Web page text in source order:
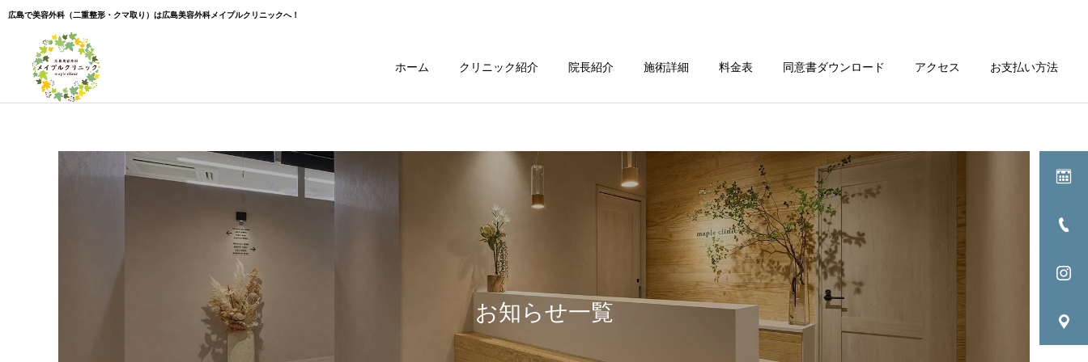
広島で美容外科（二重整形・クマ取り）は広島美容外科メイプルクリニックへ！
ホーム クリニック紹介 院長紹介 施術詳細 料金表 同意書ダウンロード アクセス お支払い方法
お知らせ一覧